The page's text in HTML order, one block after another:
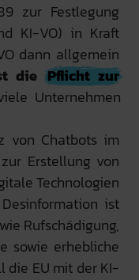
zur Festlegung
KI-VO) in Kraft
dann allgemein
diePflicht zur
Unternehmen
von Chatbots im
Erstellung von
Technologien
ist
Rufschädigung,
sowie erhebliche
die EU mit der KI-